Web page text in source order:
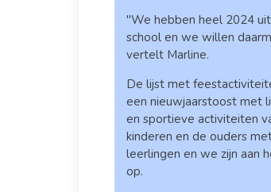
"We hebben heel 2024
school en we willen
vertelt Marline.
De lijst met
een nieuwjaarstoost met
en sportieve activiteiten
kinderen en de ouders
leerlingen en we zijn aan
op.